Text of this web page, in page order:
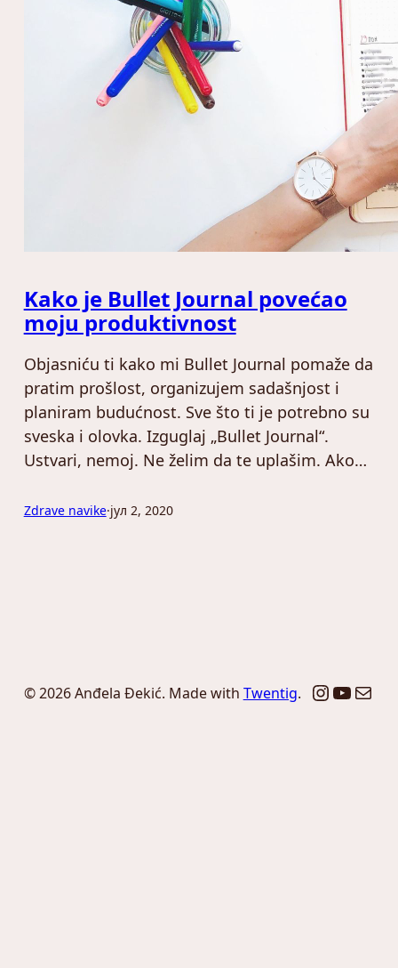
Kako je Bullet Journal povećao
moju produktivnost
Objasniću ti kako mi Bullet Journal pomaže da
pratim prošlost, organizujem sadašnjost i
planiram budućnost. Sve što ti je potrebno su
sveska i olovka. Izguglaj „Bullet Journal“.
Ustvari, nemoj. Ne želim da te uplašim. Ako…
Zdrave navike·јул 2, 2020
© 2026 Anđela Đekić. Made with Twentig. Mail